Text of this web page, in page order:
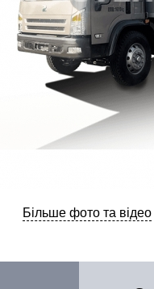
Більше фото та відео